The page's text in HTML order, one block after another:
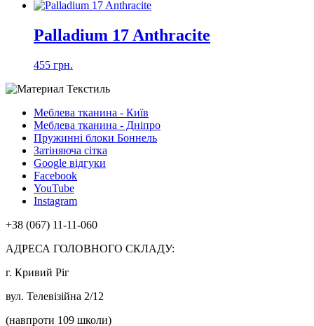
Palladium 17 Anthracite
455 грн.
Меблева тканина - Київ
Меблева тканина - Дніпро
Пружинні блоки Боннель
Затіняюча сітка
Google відгуки
Facebook
YouTube
Instagram
+38 (067) 11-11-060
АДРЕСА ГОЛОВНОГО СКЛАДУ:
г. Кривий Ріг
вул. Телевізійна 2/12
(навпроти 109 школи)